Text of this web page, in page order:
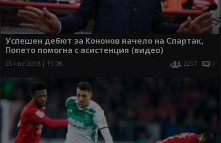
Успешен дебют за Кононов начело на Спартак,
Попето помогна с асистенция (видео)
25 ное 2018 | 15:08 2237 1